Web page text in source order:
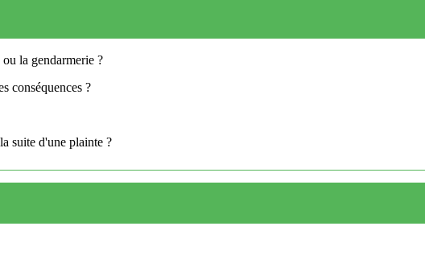
la gendarmerie ?
conséquences ?
suite d'une plainte ?